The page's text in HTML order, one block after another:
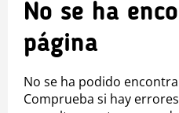
No se ha
página
No se ha podido
Comprueba si hay